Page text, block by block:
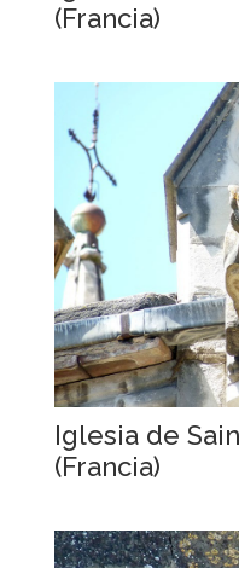
(Francia)
Iglesia de
(Francia)